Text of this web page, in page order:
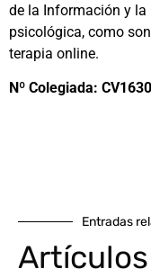
de la Información y la
psicológica, como
terapia online.
Nº Colegiada:
Entradas